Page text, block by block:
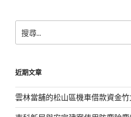
尋
字:
近期文章
雲林當舖的松山區機車借款資金